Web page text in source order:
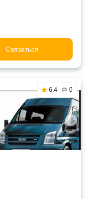
Связаться
6.4 0